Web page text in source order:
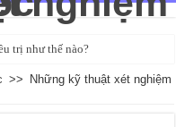
trị như thế nào?
tra như thế nào?
>>
Những kỹ thuật xét nghiệm